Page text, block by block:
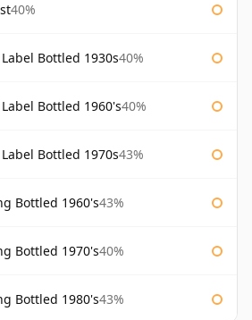
40%
Bottled 1930s40%
Bottled 1960's40%
Bottled 1970s43%
Bottled 1960's43%
Bottled 1970's40%
Bottled 1980's43%